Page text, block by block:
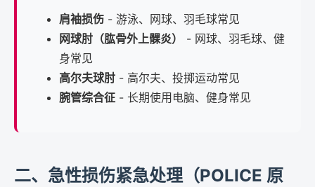
肩袖损伤 - 游泳、网球、羽毛球常见
网球肘（肱骨外上髁炎）
- 网球、羽毛球、健
身常见
高尔夫球肘 - 高尔夫、投掷运动常见
腕管综合征 - 长期使用电脑、健身常见
二、急性损伤紧急处理（POLICE 原